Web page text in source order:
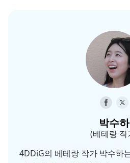
박수하
(베테랑 작
4DDiG의 베테랑 작가 박수하